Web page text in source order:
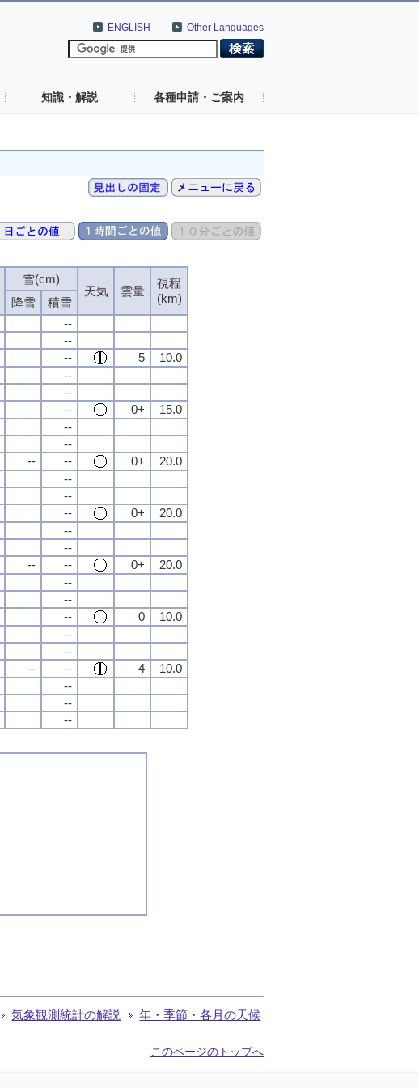
Other Languages
ENGLISH
知識・解説 各種申請・ご案内
雪(cm)
天気
雲量
視程
(km)
降雪
積雪
--
--
-- 5
10.0
--
--
-- 0+
15.0
--
--
-- -- 0+
20.0
--
--
-- 0+
20.0
--
--
-- -- 0+
20.0
--
--
-- 0
10.0
--
--
-- -- 4
10.0
--
--
--
気象観測統計の解説 年・季節・各月の天候
このページのトップへ